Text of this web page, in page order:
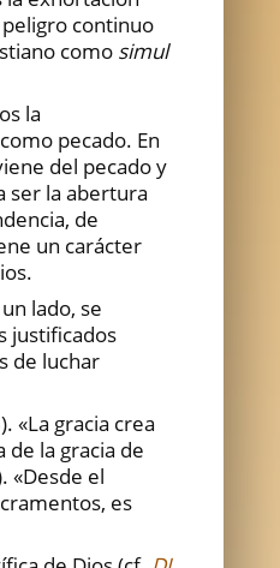
continuo
como simul
la
pecado. En
del pecado y
ser la abertura
de
un carácter
lado, se
justificados
de luchar
«La gracia crea
de la gracia de
«Desde el
es